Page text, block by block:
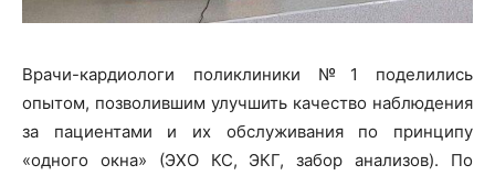
Врачи-кардиологи поликлиники №1 поделились
опытом, позволившим улучшить качество наблюдения
за пациентами и их обслуживания по принципу
«одного окна» (ЭХО КС, ЭКГ, забор анализов). По